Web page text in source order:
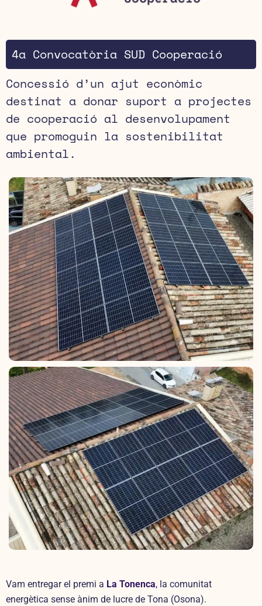
4a Convocatòria SUD Cooperació
Concessió d’un ajut econòmic
destinat a donar suport a projectes
de cooperació al desenvolupament
que promoguin la sostenibilitat
ambiental.
Vam entregar el premi a La Tonenca, la comunitat
energètica sense ànim de lucre de Tona (Osona).